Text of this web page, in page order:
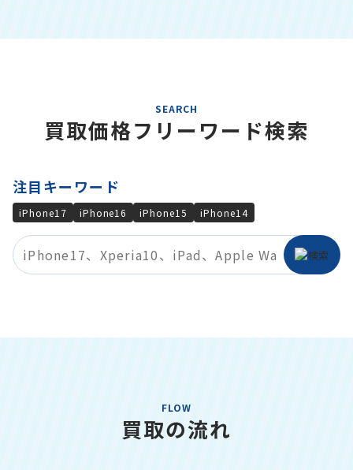
SEARCH
買取価格フリーワード検索
注目キーワード
iPhone17 iPhone16 iPhone15 iPhone14
FLOW
買取の流れ